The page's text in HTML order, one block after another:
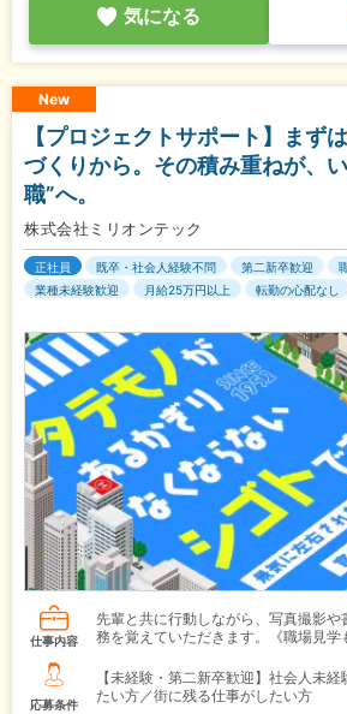
気になる
New
【プロジェクトサポート】まず
づくりから。その積み重ねが、
職”へ。
株式会社ミリオンテック
正社員 既卒・社会人経験不問 第二新卒歓迎
業種未経験歓迎
月給25万円以上 転勤の心配なし
仕事内容
先輩と共に行動しながら、写真撮影
務を覚えていただきます。《職場見学
応募条件
【未経験・第二新卒歓迎】社会人未
たい方／街に残る仕事がしたい方